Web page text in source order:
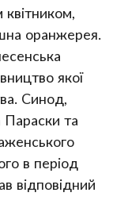
квітником,
оранжерея.
якої
Синод,
Параски та
в період
відповідний